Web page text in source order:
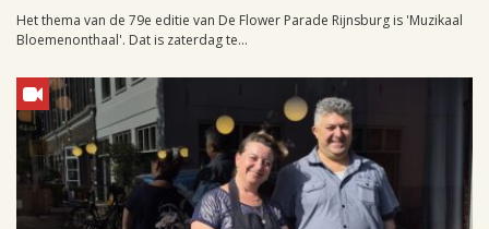
Het thema van de 79e editie van De Flower Parade Rijnsburg is 'Muzikaal
Bloemenonthaal'. Dat is zaterdag te...